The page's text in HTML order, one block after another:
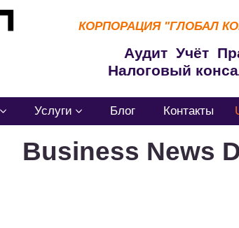
КОРПОРАЦИЯ "ГЛОБАЛ
Аудит Учёт
Налоговый
Услуги Блог Контакты
Business News